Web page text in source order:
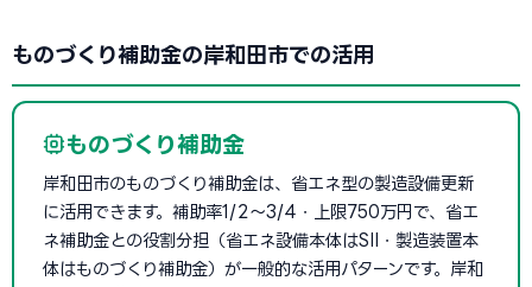
ものづくり補助金の岸和田市での活用
ものづくり補助金
岸和田市のものづくり補助金は、省エネ型の製造設備更新
に活用できます。補助率1/2〜3/4・上限750万円で、省エ
ネ補助金との役割分担（省エネ設備本体はSII・製造装置本
体はものづくり補助金）が一般的な活用パターンです。岸和